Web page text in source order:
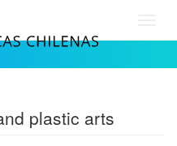
plastic arts